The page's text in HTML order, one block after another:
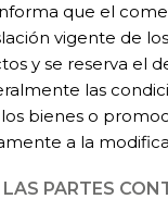
que el
vigente de
y se reserva el
las
bienes o
a la
PARTES